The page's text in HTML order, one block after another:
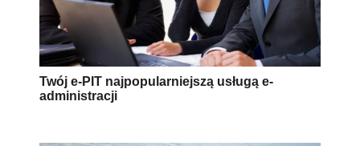
Twój e-PIT najpopularniejszą usługą e-
administracji